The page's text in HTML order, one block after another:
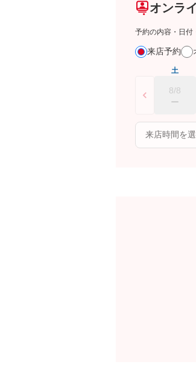
オンラ
予約の内容・日付
来店予約
土
8/8